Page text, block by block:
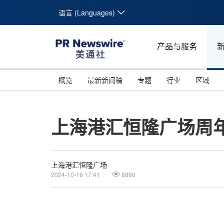
语言 (Languages)
产品与服务
概览 最新新闻稿 专题 行业 区域
上海港汇恒隆广场周
上海港汇恒隆广场
2024-10-16 17:41 8860